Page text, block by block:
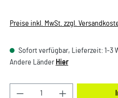
Preise inkl. MwSt. zzgl.
Sofort verfügbar, Lieferzeit: 1-3
Andere Länder Hier
Produkt Anzahl: Gib den